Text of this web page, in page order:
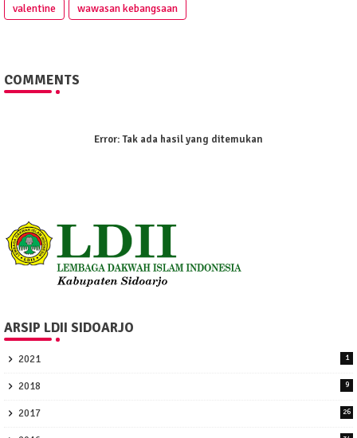
valentine
wawasan kebangsaan
COMMENTS
Error:Tak ada hasil yang ditemukan
ARSIP LDII SIDOARJO
2021 1
2018 9
2017 26